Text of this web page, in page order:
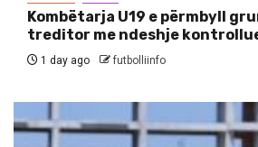
Kombëtarja U19 e përmbyll
treditor me ndeshje
1 day ago futbolliinfo